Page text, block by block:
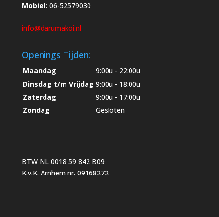
Mobiel: 06-52579030
info@darumakoi.nl
Openings Tijden:
Maandag
9:00u - 22:00u
Dinsdag t/m Vrijdag 9:00u - 18:00u
Zaterdag
9:00u - 17:00u
Zondag
Gesloten
BTW NL 0018 59 842 B09
K.v.K. Arnhem nr. 09168272